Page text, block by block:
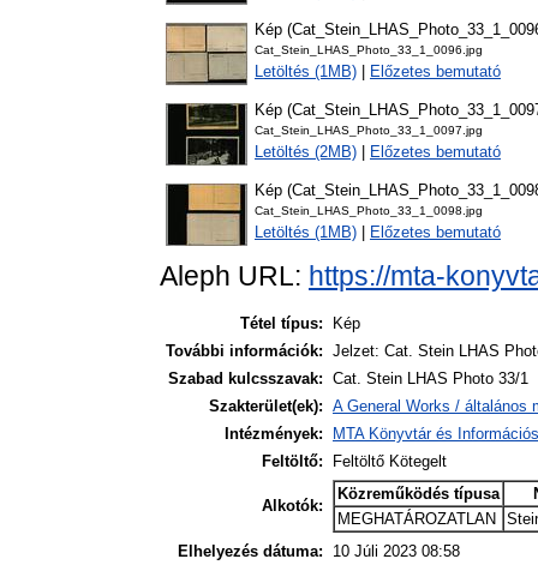
Kép
Cat_Stein_LHAS_Photo_33_1_0096.jpg
Letöltés (1MB) Előzetes bemutató
Kép
Cat_Stein_LHAS_Photo_33_1_0097.jpg
Letöltés (2MB) Előzetes bemutató
Kép
Cat_Stein_LHAS_Photo_33_1_0098.jpg
Letöltés (1MB) Előzetes bemutató
Aleph URL: https://mta-
Tétel típus:
Kép
További információk: Jelzet: Cat. Stein LHAS
Szabad kulcsszavak: Cat. Stein LHAS Photo 33/1
Szakterület(ek): A General Works / általános
Intézmények:
MTA Könyvtár és
Feltöltő:
Feltöltő Kötegelt
Alkotók:
Közreműködés típusa
MEGHATÁROZATLAN
Elhelyezés dátuma:
10 Júli 2023 08:58